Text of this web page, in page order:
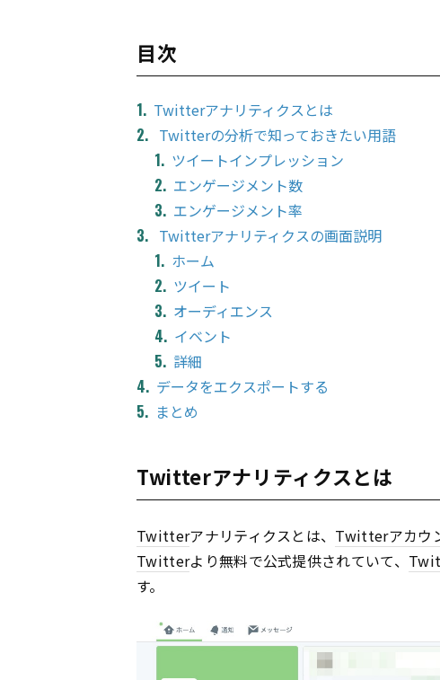
目次
Twitterアナリティクスとは
Twitterの分析で知っておきたい用語
ツイートインプレッション
エンゲージメント数
エンゲージメント率
Twitterアナリティクスの画面説明
ホーム
ツイート
オーディエンス
イベント
詳細
データをエクスポートする
まとめ
Twitterアナリティクスとは
Twitterアナリティクスとは、 Twitterアカウ
Twitterより無料で公式提供されていて、
す。